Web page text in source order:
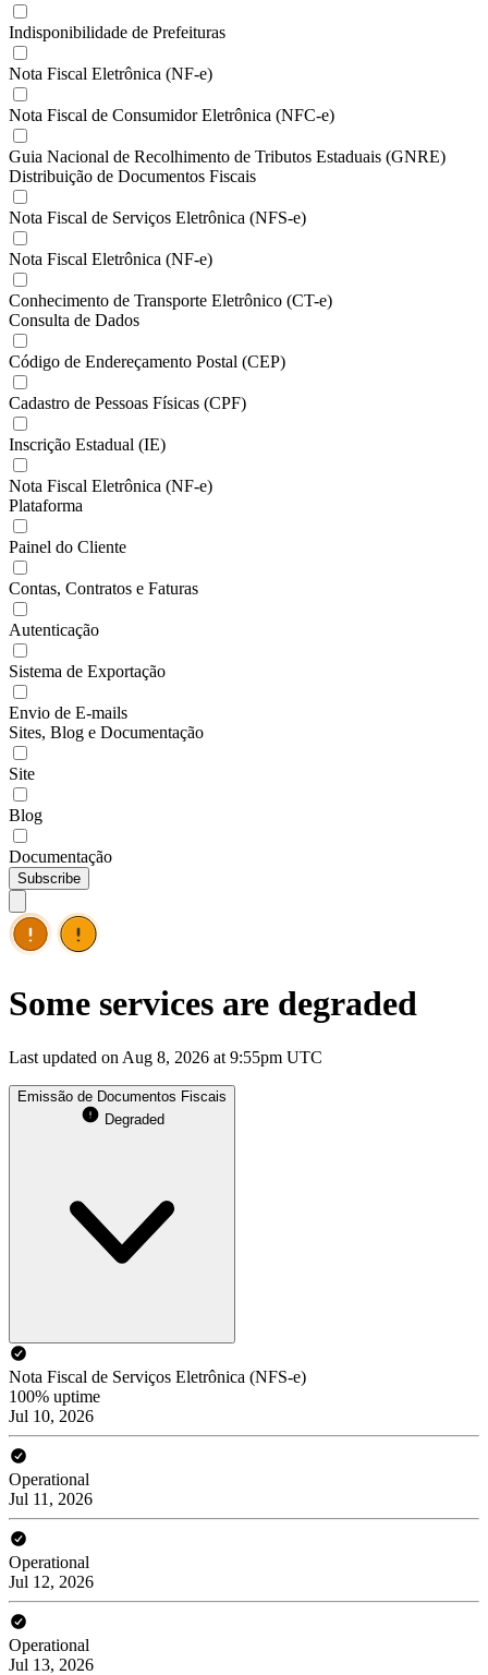
Indisponibilidade de Prefeituras
Nota Fiscal Eletrônica (NF-e)
Nota Fiscal de Consumidor Eletrônica (NFC-e)
Guia Nacional de Recolhimento de Tributos Estaduais (GNRE)
Distribuição de Documentos Fiscais
Nota Fiscal de Serviços Eletrônica (NFS-e)
Nota Fiscal Eletrônica (NF-e)
Conhecimento de Transporte Eletrônico (CT-e)
Consulta de Dados
Código de Endereçamento Postal (CEP)
Cadastro de Pessoas Físicas (CPF)
Inscrição Estadual (IE)
Nota Fiscal Eletrônica (NF-e)
Plataforma
Painel do Cliente
Contas, Contratos e Faturas
Autenticação
Sistema de Exportação
Envio de E-mails
Sites, Blog e Documentação
Site
Blog
Documentação
Subscribe
Some services are degraded
Last updated on Aug 8, 2026 at 9:55pm UTC
Emissão de Documentos Fiscais
Degraded
Nota Fiscal de Serviços Eletrônica (NFS-e)
100% uptime
Jul 10, 2026
Operational
Jul 11, 2026
Operational
Jul 12, 2026
Operational
Jul 13, 2026